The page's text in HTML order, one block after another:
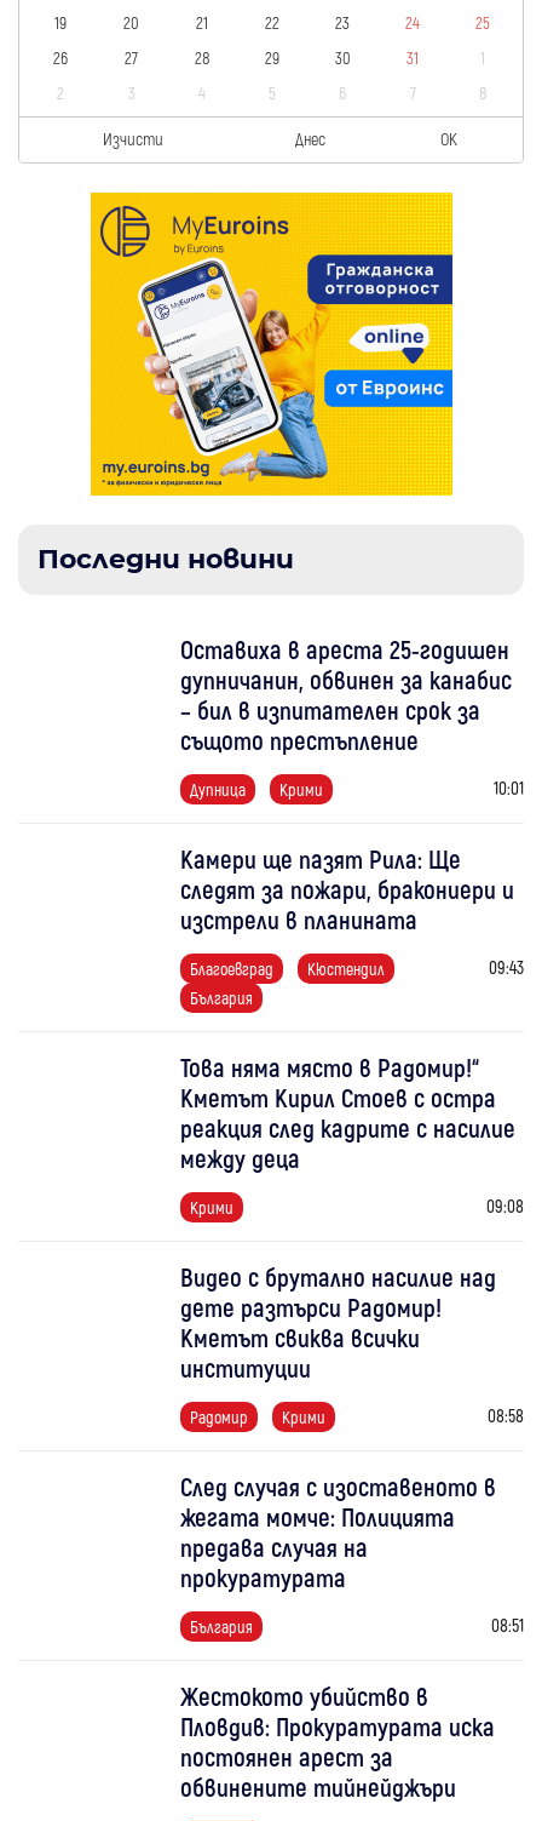
19 20 21 22 23 24
25
26
27 28 29 30 31
1
2
3 4 5 6 7 8
Изчисти Днес OK
Последни новини
Оставиха в ареста 25-годишен
дупничанин, обвинен за канабис
– бил в изпитателен срок за
същото престъпление
Дупница Крими 10:01
Камери ще пазят Рила: Ще
следят за пожари, бракониери и
изстрели в планината
Благоевград
Кюстендил
България
09:43
Това няма място в Радомир!“
Кметът Кирил Стоев с остра
реакция след кадрите с насилие
между деца
Крими 09:08
Видео с брутално насилие над
дете разтърси Радомир!
Кметът свиква всички
институции
Радомир Крими 08:58
След случая с изоставеното в
жегата момче: Полицията
предава случая на
прокуратурата
България 08:51
Жестокото убийство в
Пловдив: Прокуратурата иска
постоянен арест за
обвинените тийнейджъри